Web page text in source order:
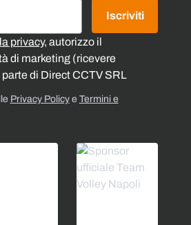
privacy, autorizzo il
di marketing (ricevere
di Direct CCTV SRL
Iscriviti
Privacy Policye Termini e